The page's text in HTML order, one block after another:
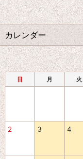
カレンダー
日 月 火
2 3 4